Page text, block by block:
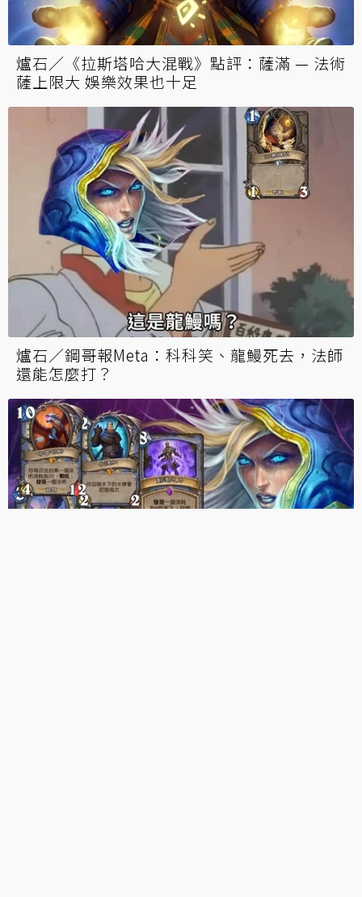
爐石／《拉斯塔哈大混戰》點評：薩滿 — 法術
薩上限大 娛樂效果也十足
爐石／鋼哥報Meta：科科笑、龍鰻死去，法師
還能怎麼打？